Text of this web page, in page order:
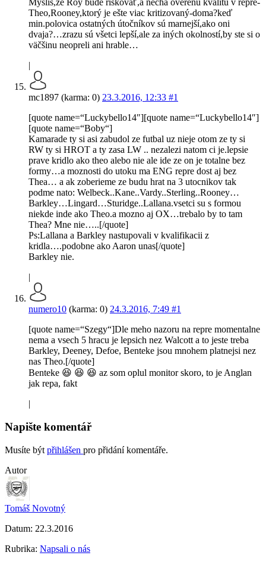
Myslíš,že Roy bude riskovať,a nechá overenú kvalitu v repre-
Theo,Rooney,ktorý je ešte viac kritizovaný-doma?keď
min.polovica ostatných útočníkov sú marnejší,ako oni
dvaja?…zrazu sú všetci lepší,ale za iných okolností,by ste si o
väčšinu neopreli ani hrable…
|
mc1897 (karma: 0) 23.3.2016, 12:33 #1
[quote name=“Luckybello14″][quote name=“Luckybello14″]
[quote name=“Boby“]
Kamarade ty si asi zabudol ze futbal uz nieje otom ze ty si
RW ty si HROT a ty zasa LW .. nezalezi natom ci je.lepsie
prave kridlo ako theo alebo nie ale ide ze on je totalne bez
formy…a moznosti do utoku ma ENG repre dost aj bez
Thea… a ak zoberieme ze budu hrat na 3 utocnikov tak
podme nato: Welbeck..Kane..Vardy..Sterling..Rooney…
Barkley…Lingard…Sturidge..Lallana.vsetci su s formou
niekde inde ako Theo.a mozno aj OX…trebalo by to tam
Thea? Mne nie…..[/quote]
Ps:Lallana a Barkley nastupovali v kvalifikacii z
kridla….podobne ako Aaron unas[/quote]
Barkley nie.
|
numero10 (karma: 0) 24.3.2016, 7:49 #1
[quote name=“Szegy“]Dle meho nazoru na repre momentalne
nema a vsech 5 hracu je lepsich nez Walcott a to jeste treba
Barkley, Deeney, Defoe, Benteke jsou mnohem platnejsi nez
nas Theo.[/quote]
Benteke 😆 😆 😆 az som oplul monitor skoro, to je Anglan
jak repa, fakt
|
Napište komentář
Musíte být přihlášen pro přidání komentáře.
Autor
Tomáš Novotný
Datum: 22.3.2016
Rubrika: Napsali o nás